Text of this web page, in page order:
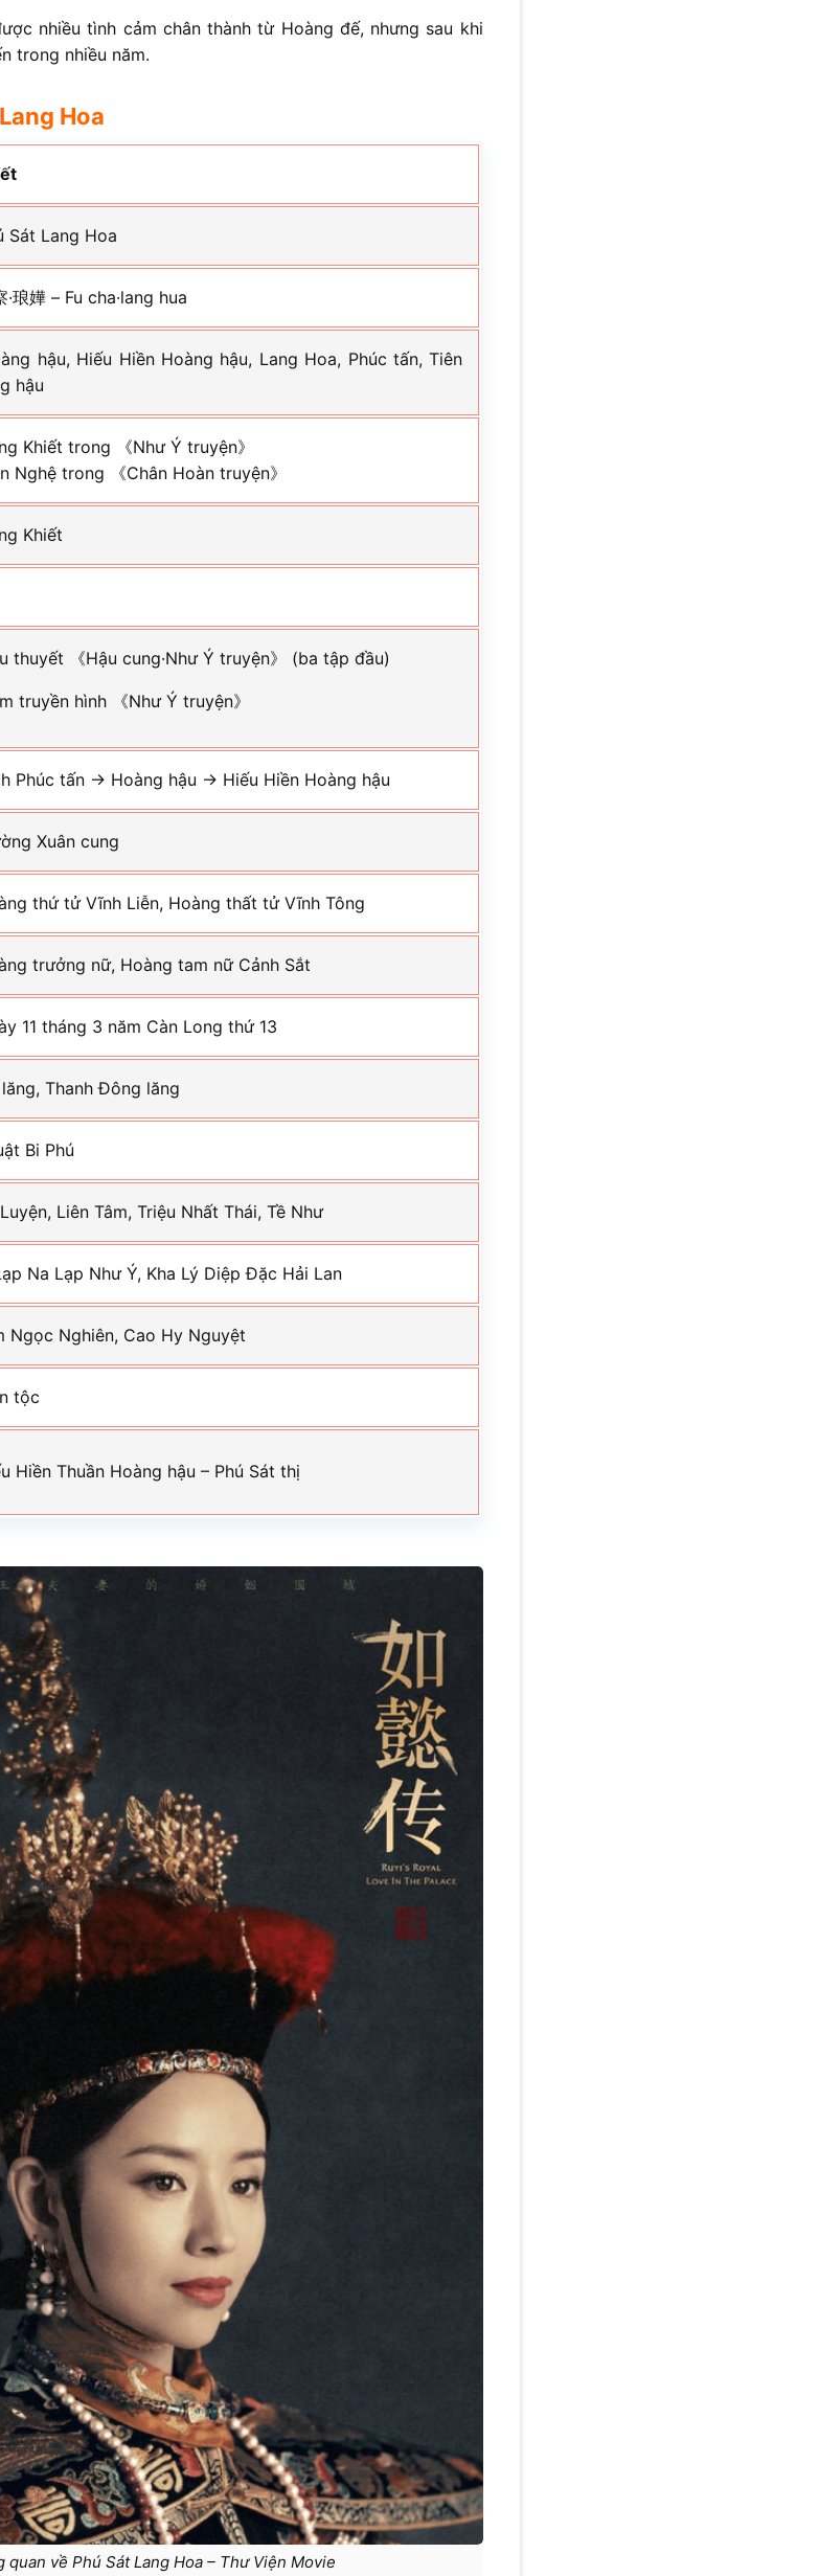
nhiều tình cảm chân thành từ Hoàng đế, nhưng sau khi
trong nhiều năm.
Hoa
Sát Lang Hoa
·琅嬅 – Fu cha·lang hua
hậu, Hiếu Hiền Hoàng hậu, Lang Hoa, Phúc tấn, Tiên
hậu
Khiết trong 《Như Ý truyện》
Nghệ trong 《Chân Hoàn truyện》
Khiết
thuyết 《Hậu cung·Như Ý truyện》 (ba tập đầu)
truyền hình 《Như Ý truyện》
Phúc tấn → Hoàng hậu → Hiếu Hiền Hoàng hậu
Xuân cung
thứ tử Vĩnh Liễn, Hoàng thất tử Vĩnh Tông
trưởng nữ, Hoàng tam nữ Cảnh Sắt
11 tháng 3 năm Càn Long thứ 13
lăng, Thanh Đông lăng
Bi Phú
Luyện, Liên Tâm, Triệu Nhất Thái, Tề Như
Na Lạp Như Ý, Kha Lý Diệp Đặc Hải Lan
Ngọc Nghiên, Cao Hy Nguyệt
tộc
Hiền Thuần Hoàng hậu – Phú Sát thị
quan về Phú Sát Lang Hoa – Thư Viện Movie